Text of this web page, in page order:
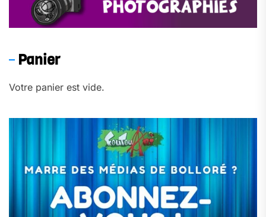
Panier
Votre panier est vide.